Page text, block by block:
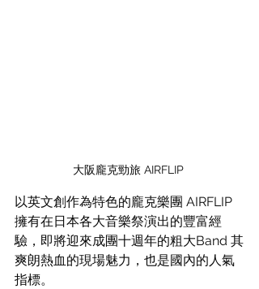
大阪龐克勁旅 AIRFLIP
以英文創作為特色的龐克樂團 AIRFLIP
擁有在日本各大音樂祭演出的豐富經
驗，即將迎來成團十週年的粗大Band 其
爽朗熱血的現場魅力，也是國內的人氣
指標。